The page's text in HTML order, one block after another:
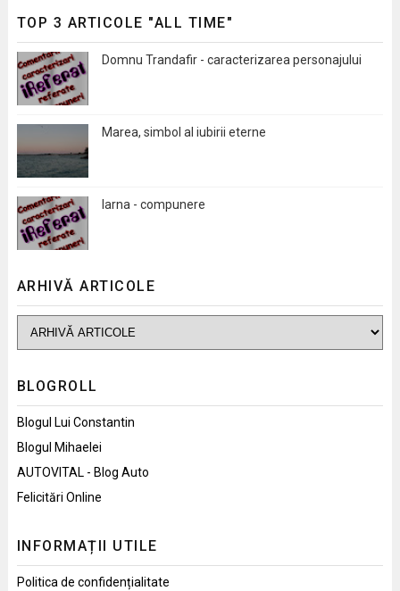
TOP 3 ARTICOLE "ALL TIME"
Domnu Trandafir - caracterizarea personajului
Marea, simbol al iubirii eterne
Iarna - compunere
ARHIVĂ ARTICOLE
BLOGROLL
Blogul Lui Constantin
Blogul Mihaelei
AUTOVITAL - Blog Auto
Felicitări Online
INFORMAȚII UTILE
Politica de confidențialitate